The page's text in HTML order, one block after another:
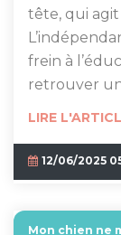
tête, qui
frein à
retrouver
LIRE
12/06/2025
Mon chien ne